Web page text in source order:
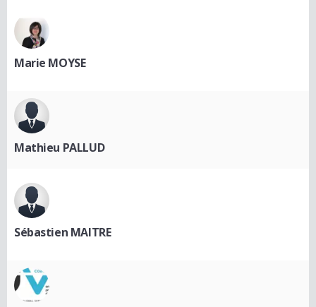
Marie MOYSE
Mathieu PALLUD
Sébastien MAITRE